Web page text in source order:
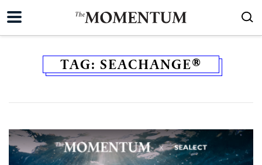
TAG: SEACHANGE®